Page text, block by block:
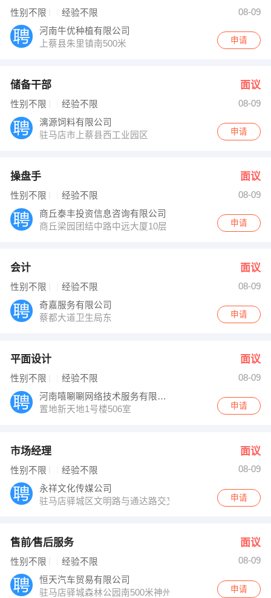
性别不限 经验不限
08-09
河南牛优种植有限公司
上蔡县朱里镇南500米
申请
储备干部 面议
性别不限 经验不限
08-09
漓源饲料有限公司
驻马店市上蔡县西工业园区
申请
操盘手 面议
性别不限 经验不限
08-09
商丘泰丰投资信息咨询有限公司
商丘梁园团结中路中远大厦10层
申请
会计 面议
性别不限 经验不限
08-09
奇嘉服务有限公司
蔡都大道卫生局东
申请
平面设计 面议
性别不限 经验不限
08-09
河南嘻唰唰网络技术服务有限公司
置地新天地1号楼506室
申请
市场经理 面议
性别不限 经验不限
08-09
永祥文化传媒公司
驻马店驿城区文明路与通达路交叉口
申请
售前∕售后服务 面议
性别不限 经验不限
08-09
恒天汽车贸易有限公司
驻马店驿城森林公园南500米神州汽车城内
申请